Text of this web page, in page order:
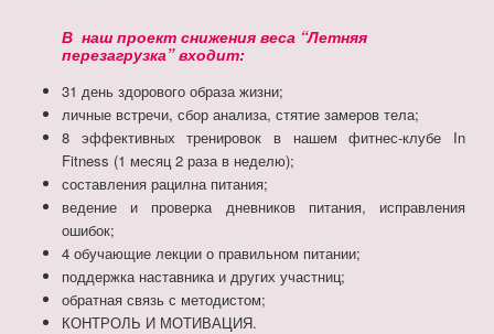
В наш проект снижения веса “Летняя
перезагрузка” входит:
31 день здорового образа жизни;
личные встречи, сбор анализа, стятие замеров тела;
8 эффективных тренировок в нашем фитнес-клубе In
Fitness (1 месяц 2 раза в неделю);
составления рацилна питания;
ведение и проверка дневников питания, исправления
ошибок;
4 обучающие лекции о правильном питании;
поддержка наставника и других участниц;
обратная связь с методистом;
КОНТРОЛЬ И МОТИВАЦИЯ.